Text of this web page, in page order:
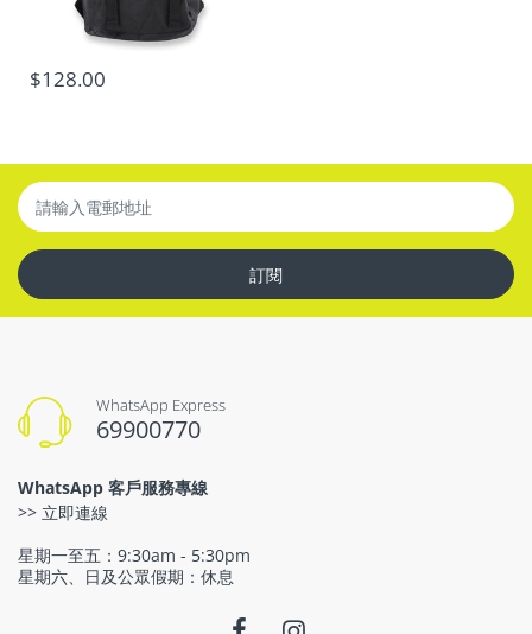
$128.00
訂閱
WhatsApp Express
69900770
WhatsApp 客戶服務專線
>> 立即連線
星期一至五：9:30am - 5:30pm
星期六、日及公眾假期：休息